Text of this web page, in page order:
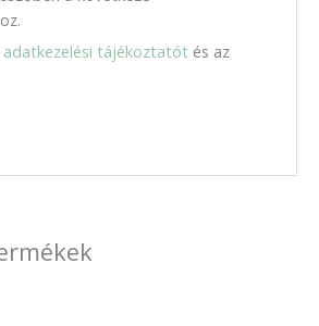
adatkezelési tájékoztatót és az